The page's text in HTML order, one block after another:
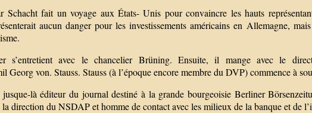
fait un voyage aux États- Unis pour convaincre les hauts
aucun danger pour les investissements américains en Allemagne,
avec le chancelier Brüning. Ensuite, il mange avec le
Georg von. Stauss. Stauss (à l’époque encore membre du DVP) commence à
là éditeur du journal destiné à la grande bourgeoisie Berliner
direction du NSDAP et homme de contact avec les milieux de la banque et de